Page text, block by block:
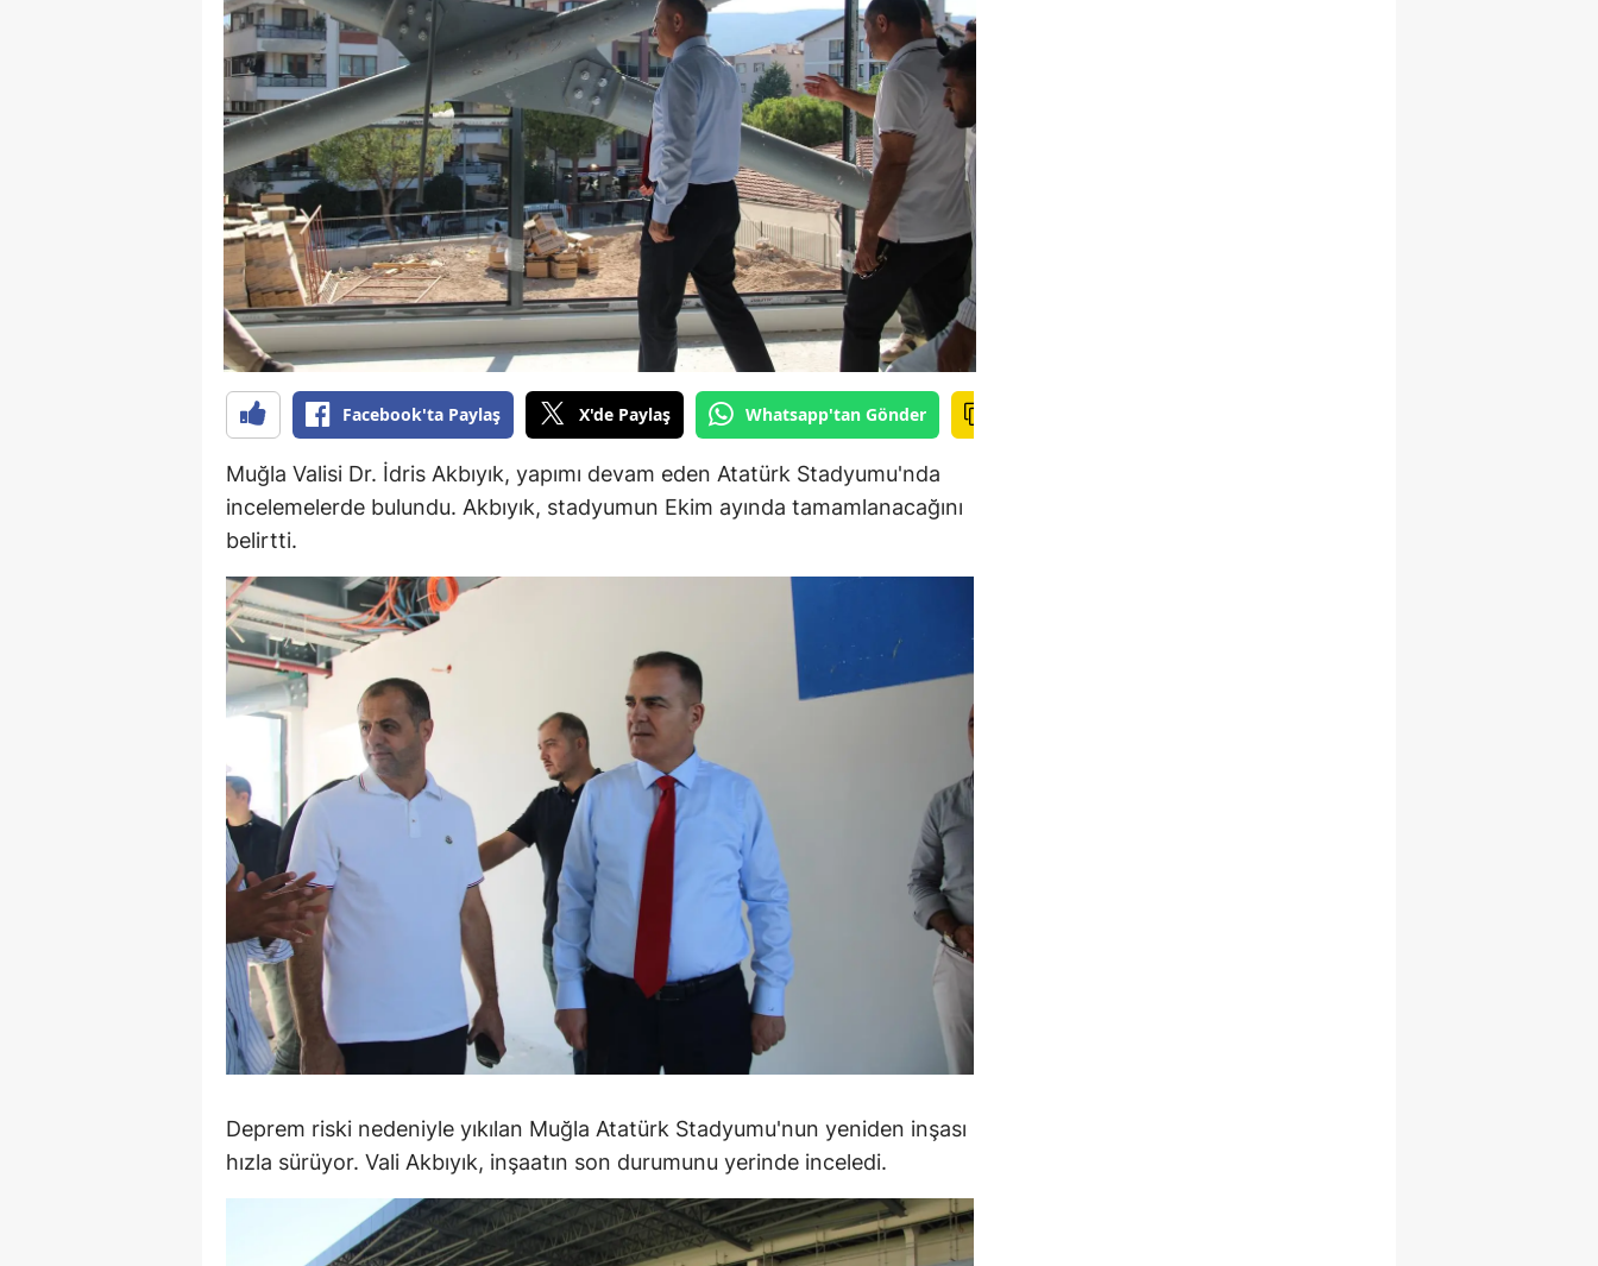
Bilecik
Bingöl
Bitlis
Bolu
Burdur
Bursa
Çanakkale
Çorum
Denizli
Diyarbakır
Erzurum
Eskişehir
Gaziantep
Giresun
Gümüşhane
Hakkari
Hatay
Isparta
İstanbul
İzmir
Kars
Facebook'ta Paylaş X'de Paylaş Whatsapp'tan Gönder
Muğla Valisi Dr. İdris Akbıyık, yapımı devam eden Atatürk Stadyumu'nda
incelemelerde bulundu. Akbıyık, stadyumun Ekim ayında tamamlanacağını
belirtti.
Deprem riski nedeniyle yıkılan Muğla Atatürk Stadyumu'nun yeniden inşası
hızla sürüyor. Vali Akbıyık, inşaatın son durumunu yerinde inceledi.